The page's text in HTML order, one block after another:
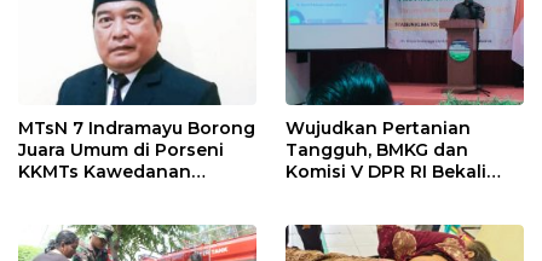
MTsN 7 Indramayu Borong
Juara Umum di Porseni
KKMTs Kawedanan
Wujudkan Pertanian
Tangguh, BMKG dan
Komisi V DPR RI Bekali